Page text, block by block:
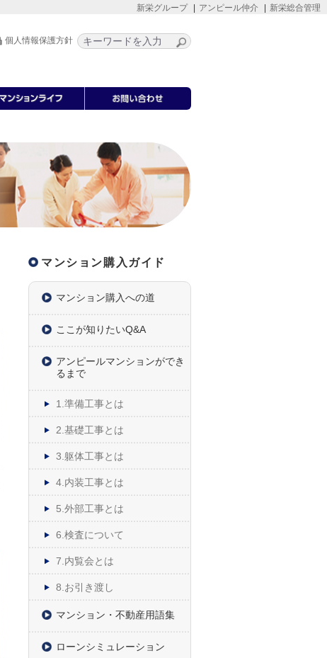
新栄グループ アンピール仲介 新栄総合管理
個人情報保護方針
マンション購入ガイド
マンション購入への道
ここが知りたいQ&A
アンピールマンションができ
るまで
1.準備工事とは
2.基礎工事とは
3.躯体工事とは
4.内装工事とは
5.外部工事とは
6.検査について
7.内覧会とは
8.お引き渡し
マンション・不動産用語集
ローンシミュレーション